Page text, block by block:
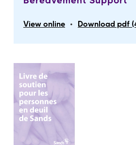
View online • Download pdf